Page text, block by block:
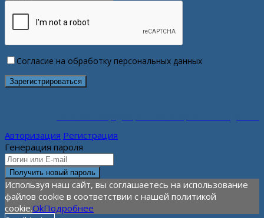
Согласие на обработку персональных данных
Авторизация Регистрация
Генерация пароля
Используя наш сайт, вы соглашаетесь на использование
файлов cookie в соответствии с нашей политикой
cookie.OkПодробнее